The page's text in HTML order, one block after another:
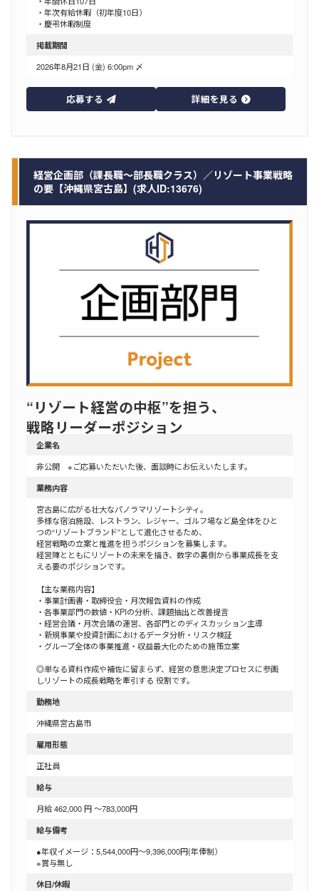
・年次有給休暇（初年度10日）
・慶弔休暇制度
掲載期間
2026年8月21日 (金) 6:00pm 〆
応募する 詳細を見る
経営企画部（課長職～部長職クラス）／リゾート事業戦略
の要【沖縄県宮古島】(求人ID:13676)
“リゾート経営の中枢”を担う、
戦略リーダーポジション
企業名
非公開 ※ご応募いただいた後、面談時にお伝えいたします。
業務内容
宮古島に広がる壮大なパノラマリゾートシティ。
多様な宿泊施設、レストラン、レジャー、ゴルフ場など島全体をひと
つの“リゾートブランド”として進化させるため、
経営戦略の立案と推進を担うポジションを募集します。
経営陣とともにリゾートの未来を描き、数字の裏側から事業成長を支
える要のポジションです。
【主な業務内容】
・事業計画書・取締役会・月次報告資料の作成
・各事業部門の数値・KPIの分析、課題抽出と改善提言
・経営会議・月次会議の運営、各部門とのディスカッション主導
・新規事業や投資計画におけるデータ分析・リスク検証
・グループ全体の事業推進・収益最大化のための施策立案
◎単なる資料作成や補佐に留まらず、経営の意思決定プロセスに参画
しリゾートの成長戦略を牽引する 役割です。
勤務地
沖縄県宮古島市
雇用形態
正社員
給与
月給 462,000 円 ～783,000円
給与備考
●年収イメージ：5,544,000円～9,396,000円(年俸制）
※賞与無し
休日/休暇